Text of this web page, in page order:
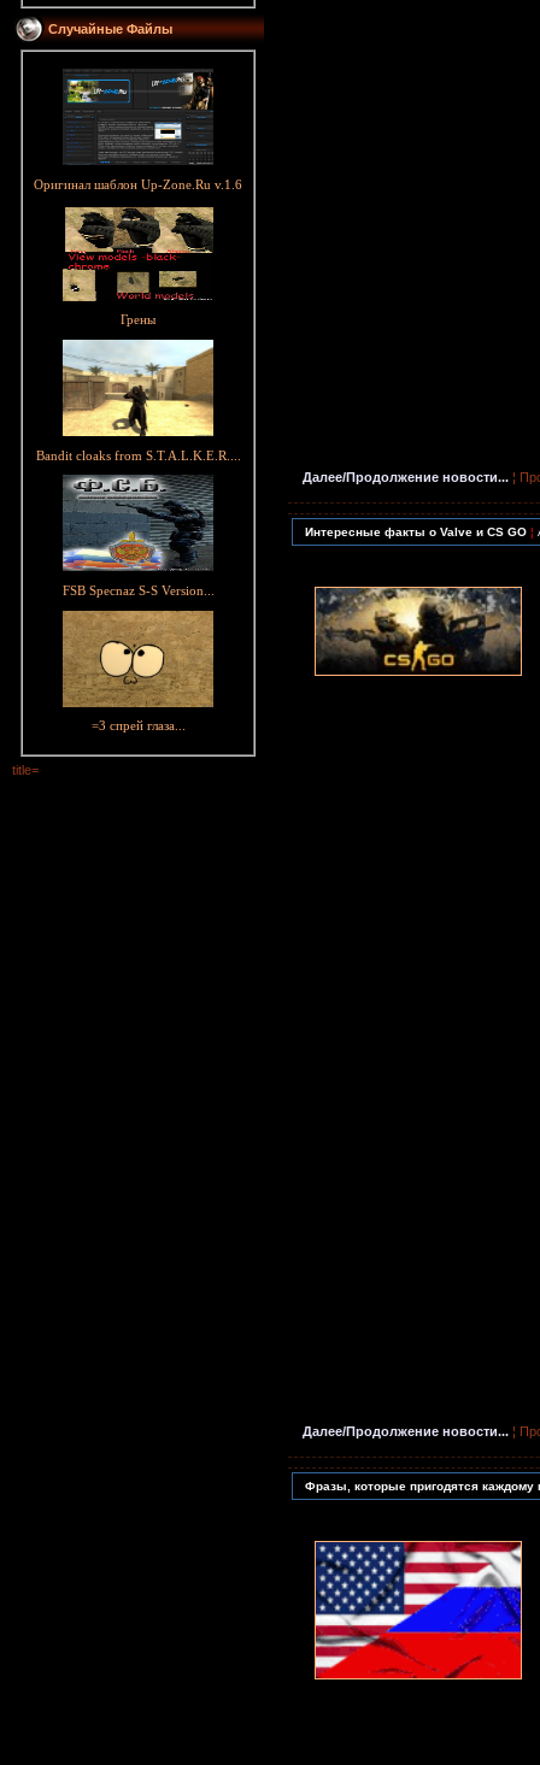
Случайные Файлы
Оригинал шаблон Up-Zone.Ru v.1.6
Грены
Bandit cloaks from S.T.A.L.K.E.R....
FSB Specnaz S-S Version...
=3 спрей глаза...
title=
Далее/Продолжение новости... ¦
Интересные факты о Valve и CS GO ¦
Далее/Продолжение новости... ¦
Фразы, которые пригодятся каждому